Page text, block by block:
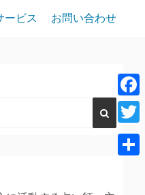
ービス お問い合わせ
F
T
w